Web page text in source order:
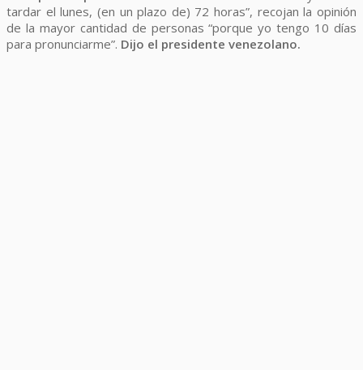
tardar el lunes, (en un plazo de) 72 horas”, recojan la opinión
de la mayor cantidad de personas “porque yo tengo 10 días
para pronunciarme”. Dijo el presidente venezolano.